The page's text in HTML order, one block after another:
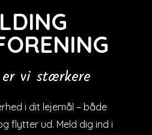
vi stærkere
i dit lejemål – både
flytter ud. Meld dig ind i